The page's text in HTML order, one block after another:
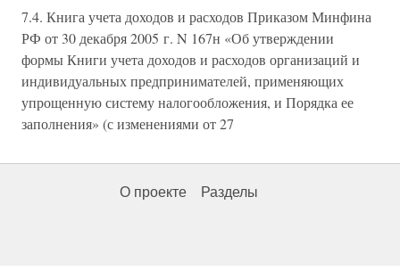
7.4. Книга учета доходов и расходов Приказом Минфина
РФ от 30 декабря 2005 г. N 167н «Об утверждении
формы Книги учета доходов и расходов организаций и
индивидуальных предпринимателей, применяющих
упрощенную систему налогообложения, и Порядка ее
заполнения» (с изменениями от 27
О проекте Разделы